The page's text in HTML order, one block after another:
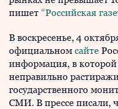
пишет “Российская
В воскресенье, 4
официальном сайте
информация, в которой
неправильно
государственного
СМИ. В прессе писали,